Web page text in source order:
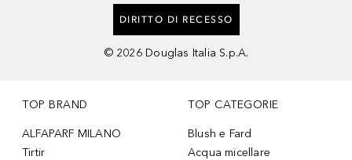
DIRITTO DI RECESSO
© 2026 Douglas Italia S.p.A.
TOP BRAND
ALFAPARF MILANO
Tirtir
TOP CATEGORIE
Blush e Fard
Acqua micellare